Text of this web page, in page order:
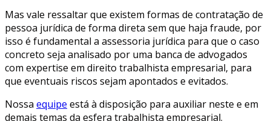
Mas vale ressaltar que existem formas de contratação de
pessoa jurídica de forma direta sem que haja fraude, por
isso é fundamental a assessoria jurídica para que o caso
concreto seja analisado por uma banca de advogados
com expertise em direito trabalhista empresarial, para
que eventuais riscos sejam apontados e evitados.
Nossa equipe está à disposição para auxiliar neste e em
demais temas da esfera trabalhista empresarial.